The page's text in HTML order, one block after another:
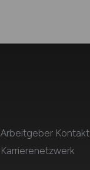
Arbeitgeber Kontakt
Karrierenetzwerk